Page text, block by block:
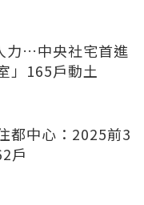
力…中央社宅首進
」165戶動土
都中心：2025前3
戶